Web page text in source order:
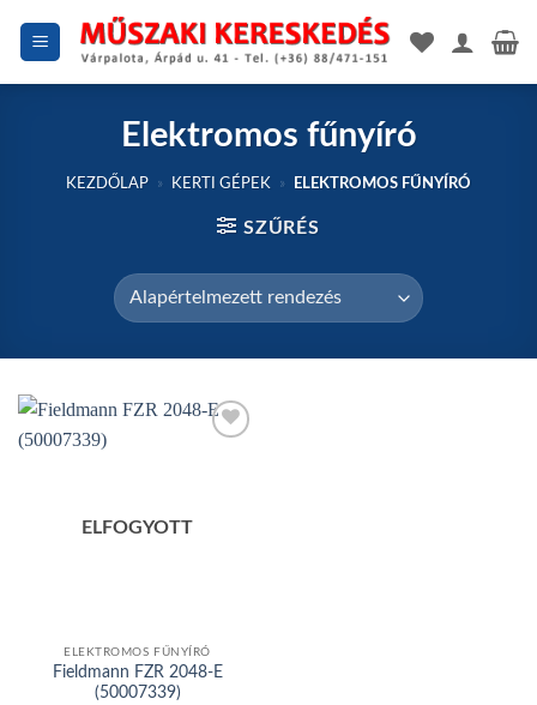
Elektromos fűnyíró
KEZDŐLAP » KERTI GÉPEK » ELEKTROMOS FŰNYÍRÓ
SZŰRÉS
ELFOGYOTT
ELEKTROMOS FŰNYÍRÓ
Fieldmann FZR 2048-E
(50007339)